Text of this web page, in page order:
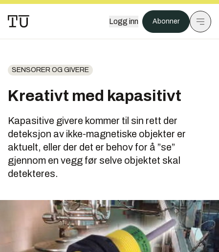
Logg inn Abonner
SENSORER OG GIVERE
Kreativt med kapasitivt
Kapasitive givere kommer til sin rett der
deteksjon av ikke-magnetiske objekter er
aktuelt, eller der det er behov for å ”se”
gjennom en vegg før selve objektet skal
detekteres.